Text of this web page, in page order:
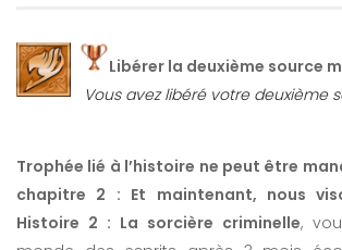
Libérer la deuxième source
Vous avez libéré votre deuxième
Trophée lié à l’histoire ne peut être
chapitre 2 : Et maintenant, nous
Histoire 2 : La sorcière criminelle,